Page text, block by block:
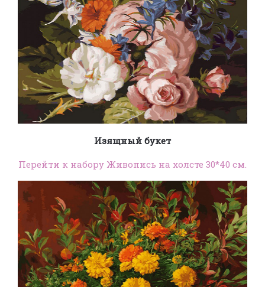
Изящный букет
Перейти к набору Живопись на холсте 30*40 см.